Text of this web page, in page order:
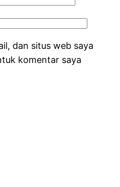
dan situs web saya
komentar saya